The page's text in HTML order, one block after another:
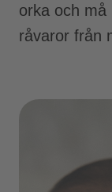
orka och må
råvaror från